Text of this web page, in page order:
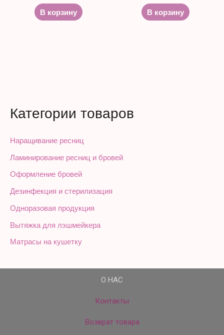
Категории товаров
Наращивание ресниц
Ламинирование ресниц и бровей
Оформление бровей
Дезинфекция и стерилизация
Одноразовая продукция
Вытяжка для лэшмейкера
Матрасы на кушетку
В корзину В корзину
О НАС
Контакты
Возврат товара